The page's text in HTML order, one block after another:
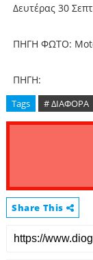
Δευτέρας 30
ΠΗΓΗ ΦΩΤΟ:
ΠΗΓΗ:
Tags # ΔΙΑΦΟΡΑ
Share This